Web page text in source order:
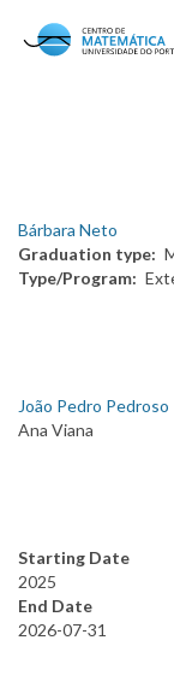
Bárbara Neto
Graduation type
Type/Program
João Pedro Pedroso
Ana Viana
Starting Date
2025
End Date
2026-07-31